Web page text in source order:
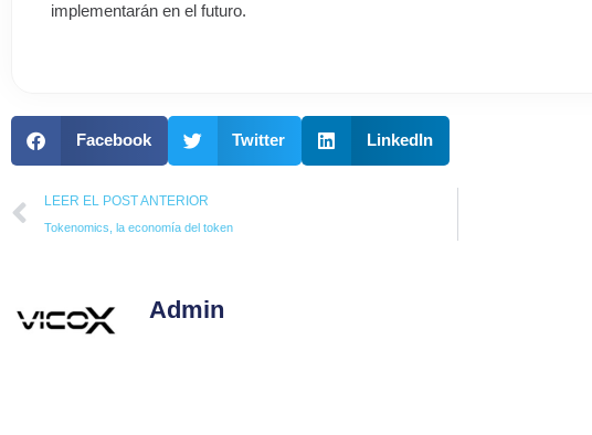
implementarán en el futuro.
Facebook Twitter LinkedIn
Prev
LEER EL POST ANTERIOR
Tokenomics, la economía del token
Admin